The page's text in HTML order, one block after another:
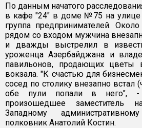
По данным начатого
в кафе "24" в доме №75 на улице
группа предпринимателей.
рядом со входом мужчина
и дважды выстрелил в
уроженца Азербайджана и
павильонов, продающих цветы
вокзала. "К счастью для
сосед по столику внезапно встал
обе пули попали в него", -
произошедшее заместитель
Западному
полковник Анатолий Костин.